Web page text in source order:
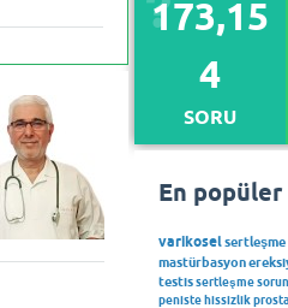
173,15
4
SORU
En
varikoselsertleşme
mastürbasyon
testissertleşme
peniste hissizlik